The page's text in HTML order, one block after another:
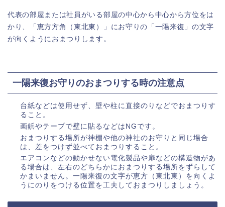
代表の部屋または社員がいる部屋の中心から中心から方位をは
かり、「恵方方角（東北東）」にお守りの「一陽来復」の文字
が向くようにおまつりします。
一陽来復お守りのおまつりする時の注意点
台紙などは使用せず、壁や柱に直接のりなどでおまつりす
ること。
画鋲やテープで壁に貼るなどはNGです。
おまつりする場所が神棚や他の神社のお守りと同じ場合
は、差をつけず並べておまつりすること。
エアコンなどの動かせない電化製品や扉などの構造物があ
る場合は、左右のどちらかにおまつりする場所をずらして
かまいません。一陽来復の文字が恵方（東北東）を向くよ
うにのりをつける位置を工夫しておまつりしましょう。